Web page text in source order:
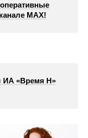
МАХ!
ИА «Время Н»